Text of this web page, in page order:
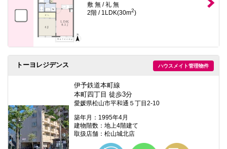
敷 無 / 礼 無
2階 / 1LDK(30m2)
ハウスメイト管理物件
トーヨレジデンス
伊予鉄道本町線
本町四丁目 徒歩3分
愛媛県松山市平和通５丁目2-10
築年月：1995年4月
建物階数：地上4階建て
取扱店舗：松山城北店